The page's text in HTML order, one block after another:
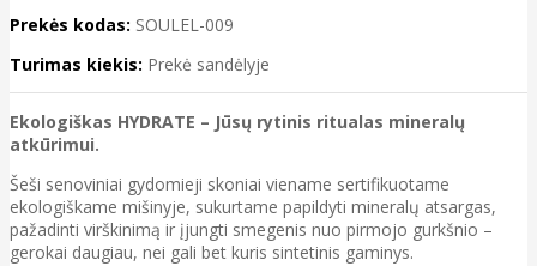
Prekės kodas: SOULEL-009
Turimas kiekis: Prekė sandėlyje
Ekologiškas HYDRATE – Jūsų rytinis ritualas mineralų
atkūrimui.
Šeši senoviniai gydomieji skoniai viename sertifikuotame
ekologiškame mišinyje, sukurtame papildyti mineralų atsargas,
pažadinti virškinimą ir įjungti smegenis nuo pirmojo gurkšnio –
gerokai daugiau, nei gali bet kuris sintetinis gaminys.